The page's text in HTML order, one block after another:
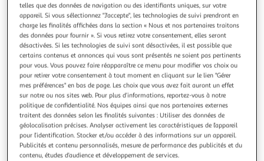
Illustration
précédente
Illustration
suivante
PARIS PRIX
Commode 6 tiroirs lavido 75cm blanc laqué
Informations Techniques : Dimensions : L. 60 x l. 30 x H. 75
cm Matières : Bois Massif & MDF Spécificités : Tendance &
Design Commode Design 6 Tiroirs Effet Laqué Livré monté
Nombre de colis : 1 Poids : 10,8 kg Couleur : Blanc Laqué
En savoir +
Vous voulez connaître le prix de ce produit ?
telles que des données de navigation ou des identifiants uniques, sur votre
appareil. Si vous sélectionnez "J'accepte", les technologies de suivi prendront en
charge les finalités affichées dans la section « Nous et nos partenaires traitons
des données pour fournir ». Si vous retirez votre consentement, elles seront
désactivées. Si les technologies de suivi sont désactivées, il est possible que
certains contenus et annonces qui vous sont présentés ne soient pas pertinents
pour vous. Vous pouvez faire réapparaître ce menu pour modifier vos choix ou
pour retirer votre consentement à tout moment en cliquant sur le lien "Gérer
mes préférences" en bas de page. Les choix que vous avez fait auront un effet
sur notre ou nos sites web. Pour plus d’informations, reportez-vous à notre
politique de confidentialité. Nos équipes ainsi que nos partenaires externes
traitent des données selon les finalités suivantes : Utiliser des données de
géolocalisation précises. Analyser activement les caractéristiques de l’appareil
pour l’identification. Stocker et/ou accéder à des informations sur un appareil.
Publicités et contenu personnalisés, mesure de performance des publicités et du
contenu, études d’audience et développement de services.